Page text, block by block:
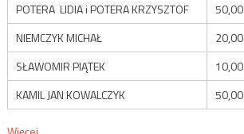
POTERA LIDIA i POTERA KRZYSZTOF
50,00
NIEMCZYK MICHAŁ
20,00
SŁAWOMIR PIĄTEK
10,00
KAMIL JAN KOWALCZYK
50,00